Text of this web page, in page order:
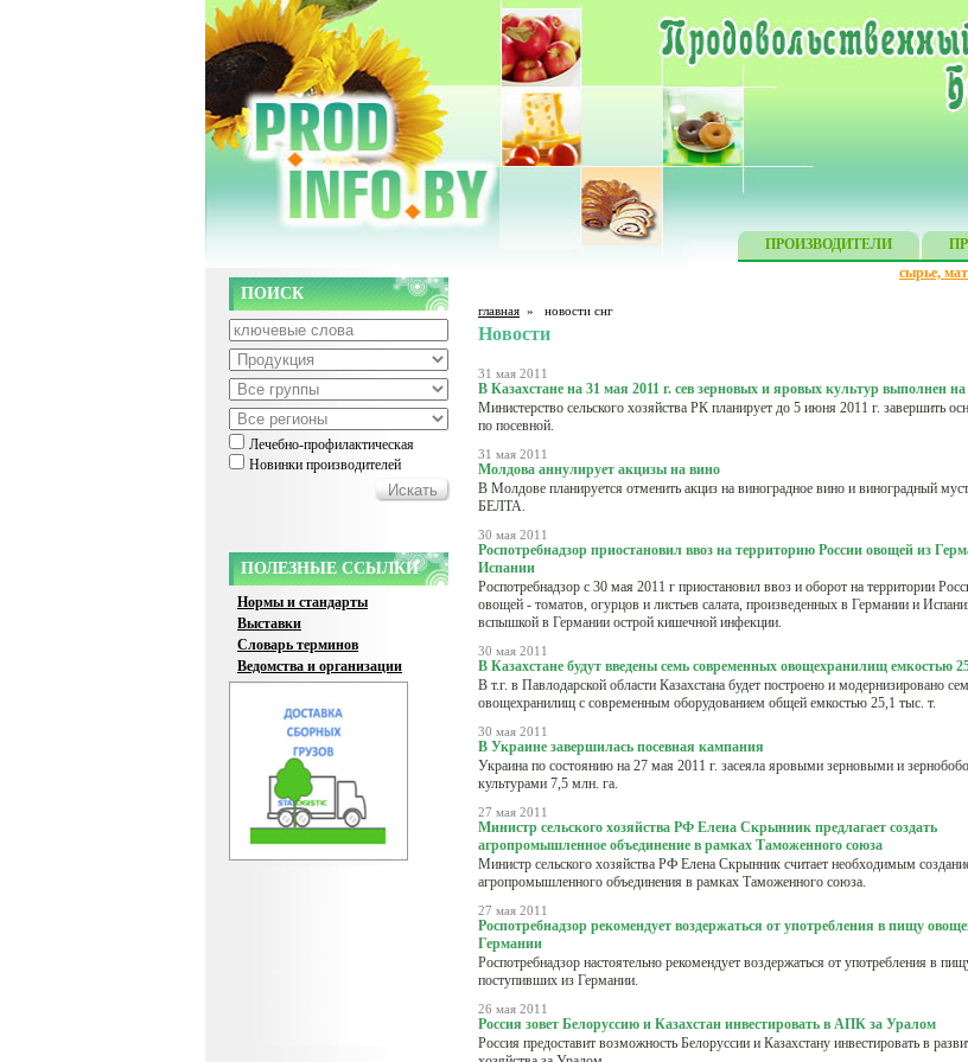
ПРОИЗВОДИТЕЛИ
сырье,
ПОИСК
Лечебно-профилактическая
Новинки производителей
ПОЛЕЗНЫЕ ССЫЛКИ
Нормы и стандарты
Выставки
Словарь терминов
Ведомства и организации
главная » новости снг
Новости
31 мая 2011
В Казахстане на 31 мая 2011 г. сев зерновых и яровых культур выполнен
Министерство сельского хозяйства РК планирует до 5 июня 2011 г. завершить
по посевной.
31 мая 2011
Молдова аннулирует акцизы на вино
В Молдове планируется отменить акциз на виноградное вино и виноградный
БЕЛТА.
30 мая 2011
Роспотребнадзор приостановил ввоз на территорию России овощей из
Испании
Роспотребнадзор с 30 мая 2011 г приостановил ввоз и оборот на территории
овощей - томатов, огурцов и листьев салата, произведенных в Германии и
вспышкой в Германии острой кишечной инфекции.
30 мая 2011
В Казахстане будут введены семь современных овощехранилищ емкостью
В т.г. в Павлодарской области Казахстана будет построено и модернизировано
овощехранилищ с современным оборудованием общей емкостью 25,1 тыс. т.
30 мая 2011
В Украине завершилась посевная кампания
Украина по состоянию на 27 мая 2011 г. засеяла яровыми зерновыми и
культурами 7,5 млн. га.
27 мая 2011
Министр сельского хозяйства РФ Елена Скрынник предлагает создать
агропромышленное объединение в рамках Таможенного союза
Министр сельского хозяйства РФ Елена Скрынник считает необходимым
агропромышленного объединения в рамках Таможенного союза.
27 мая 2011
Роспотребнадзор рекомендует воздержаться от употребления в пищу
Германии
Роспотребнадзор настоятельно рекомендует воздержаться от употребления в
поступивших из Германии.
26 мая 2011
Россия зовет Белоруссию и Казахстан инвестировать в АПК за Уралом
Россия предоставит возможность Белоруссии и Казахстану инвестировать в